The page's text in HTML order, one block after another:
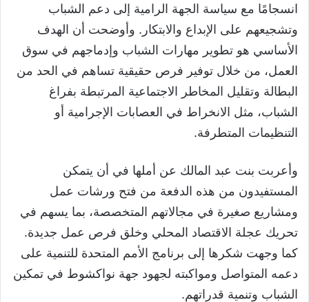
انسجامًا مع سياسة الجهة الرامية إلى دعم الشباب
وتشجيعهم على الإبداع والابتكار. وأوضحت أن الهدف
الأساسي هو تطوير مهارات الشباب وإدماجهم في سوق
العمل، من خلال توفير فرص حقيقية تساهم في الحد من
البطالة وتقليل المخاطر الاجتماعية المرتبطة بفراغ
الشباب، مثل الانخراط في العصابات الإجرامية أو
التنظيمات المتطرفة.
وأعربت بنت عبد المالك عن أملها في أن يتمكن
المستفيدون من هذه الدفعة من فتح ورشات عمل
ومشاريع صغيرة في مجالاتهم المتخصصة، بما يسهم في
تحريك عجلة الاقتصاد المحلي وخلق فرص عمل جديدة.
كما وجهت شكرها إلى برنامج الأمم المتحدة للتنمية على
دعمه المتواصل ومواكبته لجهود جهة نواكشوط في تمكين
الشباب وتنمية قدراتهم.